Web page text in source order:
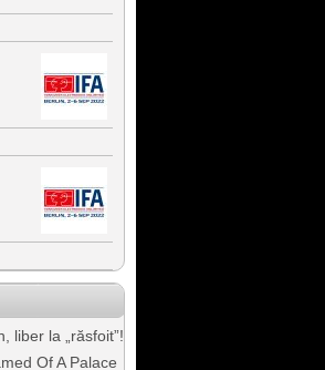
liber la „răsfoit”!
Of A Palace